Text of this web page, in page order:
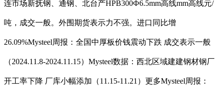
连市场新抚钢、通钢、北台产HPB300Ф6.5mm高线mm高线元/
吨，成交一般。外围期货表示力不强。进口同比增
26.09%Mysteel周报：全国中厚板价钱震动下跌 成交表示一般
（2024.11.8-2024.11.15）Mysteel数据：西北区域建建钢材钢厂
开工率下降 厂库小幅添加（11.15-11.21）更多Mysteel周报：